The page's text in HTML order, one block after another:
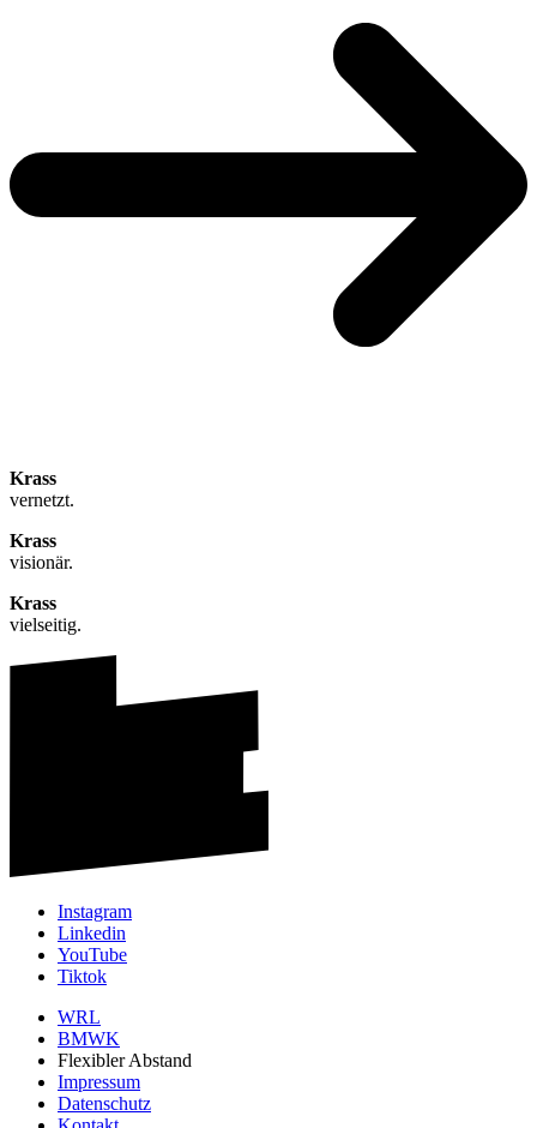
Krass
vernetzt.
Krass
visionär.
Krass
vielseitig.
Instagram
Linkedin
YouTube
Tiktok
WRL
BMWK
Flexibler Abstand
Impressum
Datenschutz